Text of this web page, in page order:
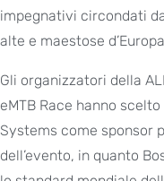
impegnativi circondati
alte e maestose
Gli organizzatori della
eMTB Race hanno scelto
Systems come sponsor
dell’evento, in quanto